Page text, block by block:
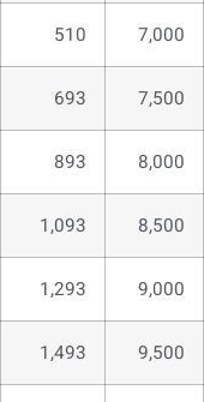
7,000
510
7,500
693
8,000
893
8,500
1,093
9,000
1,293
9,500
1,493